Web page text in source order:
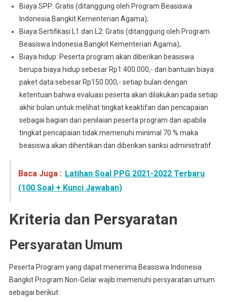
Biaya SPP: Gratis (ditanggung oleh Program Beasiswa
Indonesia Bangkit Kementerian Agama);
Biaya Sertifikasi L1 dan L2: Gratis (ditanggung oleh Program
Beasiswa Indonesia Bangkit Kementerian Agama);
Biaya hidup: Peserta program akan diberikan beasiswa
berupa biaya hidup sebesar Rp1.400.000,- dan bantuan biaya
paket data sebesar Rp150.000,- setiap bulan dengan
ketentuan bahwa evaluasi peserta akan dilakukan pada setiap
akhir bulan untuk melihat tingkat keaktifan dan pencapaian
sebagai bagian dari penilaian peserta program dan apabila
tingkat pencapaian tidak memenuhi minimal 70 % maka
beasiswa akan dihentikan dan diberikan sanksi administratif.
Baca Juga : Latihan Soal PPG 2021-2022 Terbaru
(100 Soal + Kunci Jawaban)
Kriteria dan Persyaratan
Persyaratan Umum
Peserta Program yang dapat menerima Beasiswa Indonesia
Bangkit Program Non-Gelar wajib memenuhi persyaratan umum
sebagai berikut: